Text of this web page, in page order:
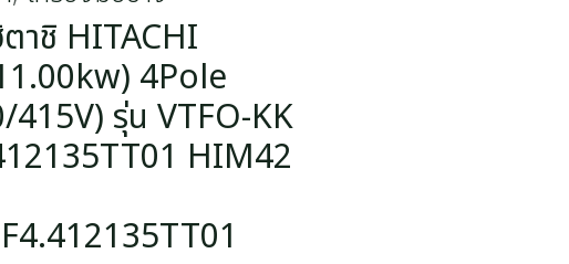
าชิ HITACHI
4Pole
415V) รุ่น VTFO-KK
HIM42